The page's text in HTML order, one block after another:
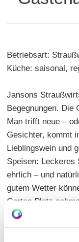
Betriebsart:
Küche: saisonal,
Jansons
Begegnungen. Die
Man trifft neue –
Gesichter, kommt
Lieblingswein und
Speisen: Leckeres
ehrlich – und
gutem Wetter
Garten Platz
mietet sich